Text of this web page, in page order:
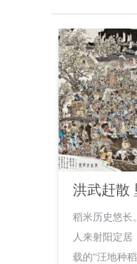
洪武赶散
稻米历史悠长
人来射阳定居
载的“汪地种